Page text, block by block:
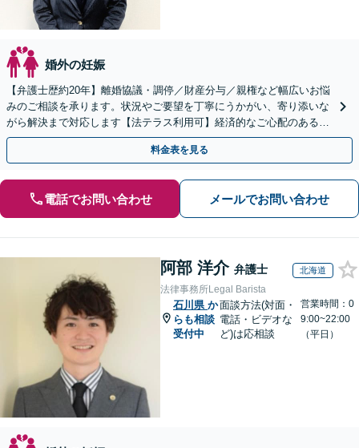
婚外の妊娠
【弁護士歴約20年】離婚協議・調停／財産分与／親権など幅広いお悩
みのご相談を承ります。状況やご要望を丁寧にうかがい、寄り添いな
がら解決まで対応します【法テラス利用可】経済的なご心配のある方
も一度ご相談ください
料金表を見る
電話でお問い合わせ メールでお問い合わせ
阿部 洋介 弁護士 北海道
法律事務所Legal Barista
石川県 か
らも相談
受付中
面談方法(対面・
電話・ビデオな
ど)は応相談
営業時間：0
9:00~22:00
（平日）